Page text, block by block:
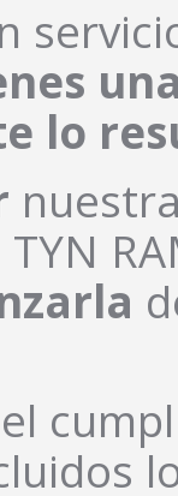
lo
el